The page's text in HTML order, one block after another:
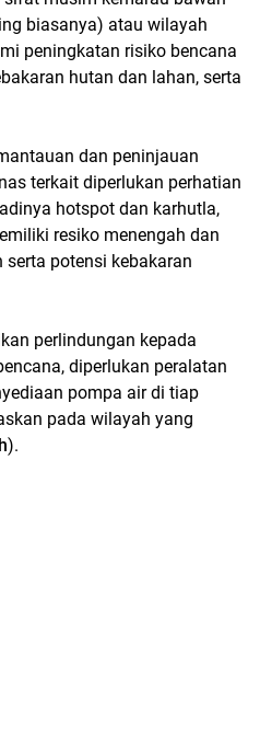
biasanya) atau wilayah
peningkatan risiko bencana
hutan dan lahan, serta
dan peninjauan
terkait diperlukan perhatian
hotspot dan karhutla,
resiko menengah dan
potensi kebakaran
perlindungan kepada
diperlukan peralatan
pompa air di tiap
pada wilayah yang
).